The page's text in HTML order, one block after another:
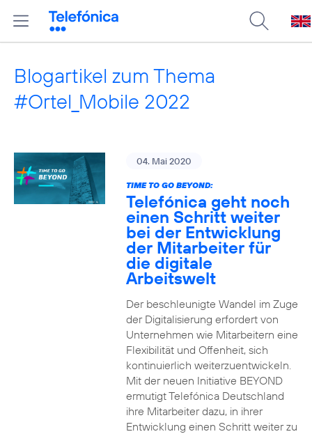
Blogartikel zum Thema
#Ortel_Mobile 2022
04. Mai 2020
TIME TO GO BEYOND:
Telefónica geht noch
einen Schritt weiter
bei der Entwicklung
der Mitarbeiter für
die digitale
Arbeitswelt
Der beschleunigte Wandel im Zuge
der Digitalisierung erfordert von
Unternehmen wie Mitarbeitern eine
Flexibilität und Offenheit, sich
kontinuierlich weiterzuentwickeln.
Mit der neuen Initiative BEYOND
ermutigt Telefónica Deutschland
ihre Mitarbeiter dazu, in ihrer
Entwicklung einen Schritt weiter zu